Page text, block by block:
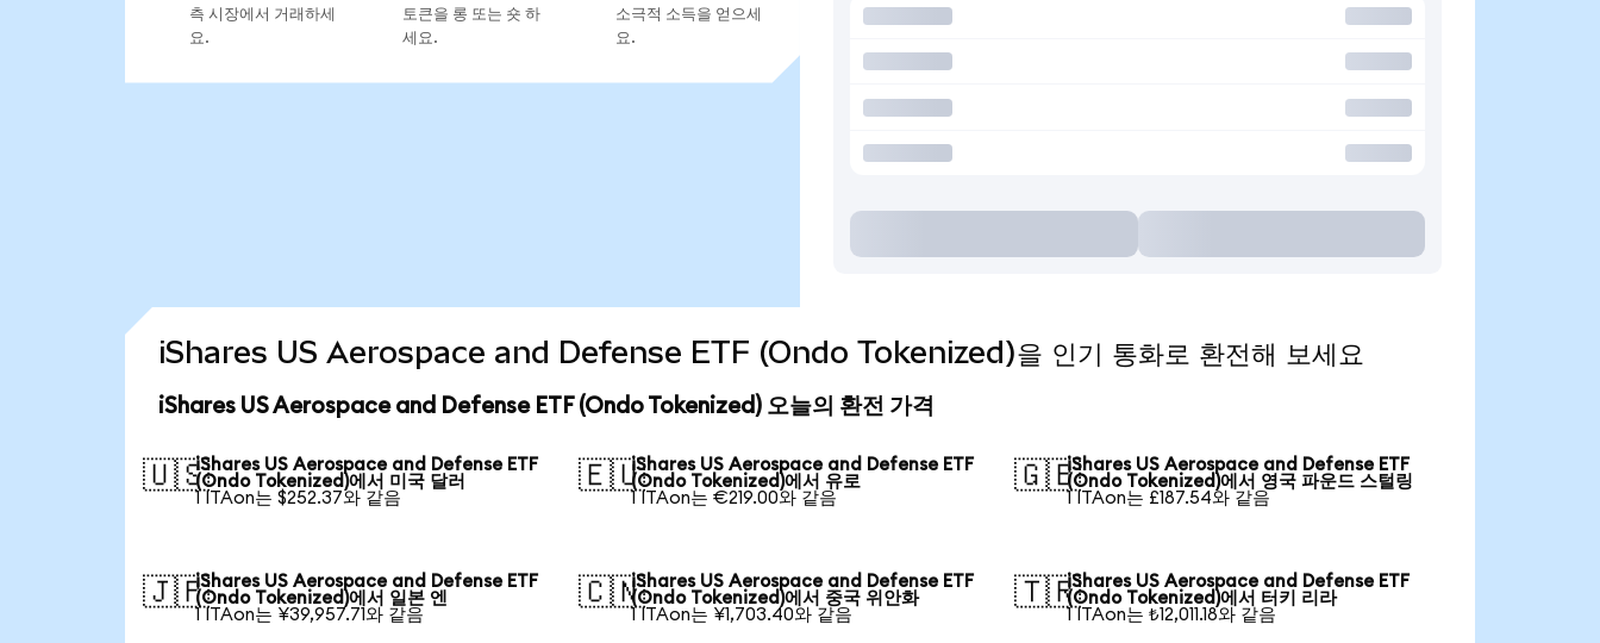
측 시장에서 거래하세
요.
토큰을 롱 또는 숏 하
세요.
소극적 소득을 얻으세
요.
iShares US Aerospace and Defense ETF (Ondo Tokenized)을 인기 통화로 환전해 보세요
iShares US Aerospace and Defense ETF (Ondo Tokenized) 오늘의 환전 가격
🇺🇸iShares US Aerospace and Defense ETF
(Ondo Tokenized)에서 미국 달러
1 ITAon는 $252.37와 같음
🇪🇺iShares US Aerospace and Defense ETF
(Ondo Tokenized)에서 유로
1 ITAon는 €219.00와 같음
🇬🇧iShares US Aerospace and Defense ETF
(Ondo Tokenized)에서 영국 파운드 스털링
1 ITAon는 £187.54와 같음
🇯🇵iShares US Aerospace and Defense ETF
(Ondo Tokenized)에서 일본 엔
1 ITAon는 ¥39,957.71와 같음
🇨🇳iShares US Aerospace and Defense ETF
(Ondo Tokenized)에서 중국 위안화
1 ITAon는 ¥1,703.40와 같음
🇹🇷iShares US Aerospace and Defense ETF
(Ondo Tokenized)에서 터키 리라
1 ITAon는 ₺12,011.18와 같음